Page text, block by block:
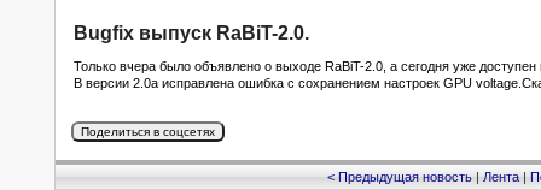
Bugfix выпуск RaBiT-2.0.
Только вчера было объявлено о выходе RaBiT-2.0, а сегодня уже
В версии 2.0a исправлена ошибка с сохранением настроек GPU
< Предыдущая новость Лента|